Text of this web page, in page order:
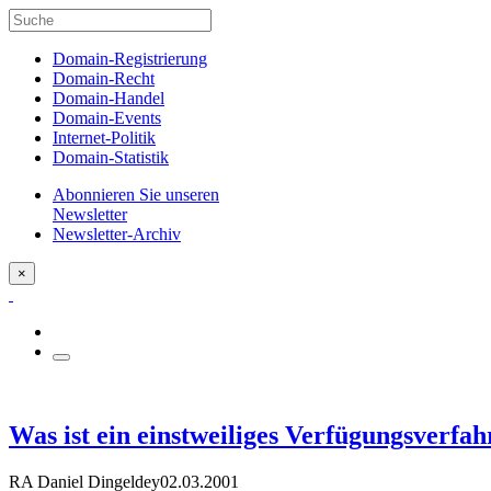
Domain-Registrierung
Domain-Recht
Domain-Handel
Domain-Events
Internet-Politik
Domain-Statistik
Abonnieren Sie unseren
Newsletter
Newsletter-Archiv
×
Was ist ein einstweiliges
RA Daniel Dingeldey02.03.2001